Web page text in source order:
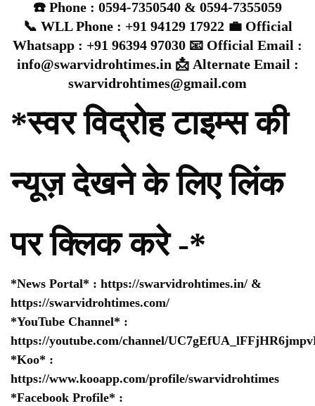
☎️ Phone : 0594-7350540 & 0594-7355059
📞 WLL Phone : +91 94129 17922 💼 Official
Whatsapp : +91 96394 97030 📧 Official Email :
info@swarvidrohtimes.in 📩 Alternate Email :
swarvidrohtimes@gmail.com
*स्वर विद्रोह टाइम्स की
न्यूज़ देखने के लिए लिंक
पर क्लिक करे -*
*News Portal* : https://swarvidrohtimes.in/ &
https://swarvidrohtimes.com/
*YouTube Channel* :
https://youtube.com/channel/
*Koo* :
https://www.kooapp.com/profile/swarvidrohtimes
*Facebook Profile* :